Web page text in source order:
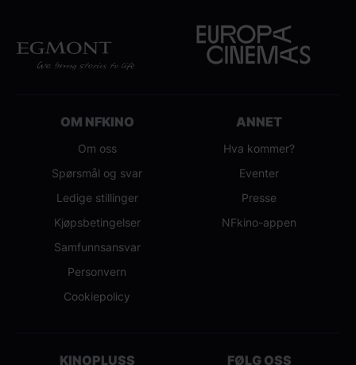
OM NFKINO
Om oss
Spørsmål og svar
Ledige stillinger
Kjøpsbetingelser
Samfunnsansvar
Personvern
Cookiepolicy
ANNET
Hva kommer?
Eventer
Presse
NFkino-appen
KINOPLUSS FØLG OSS